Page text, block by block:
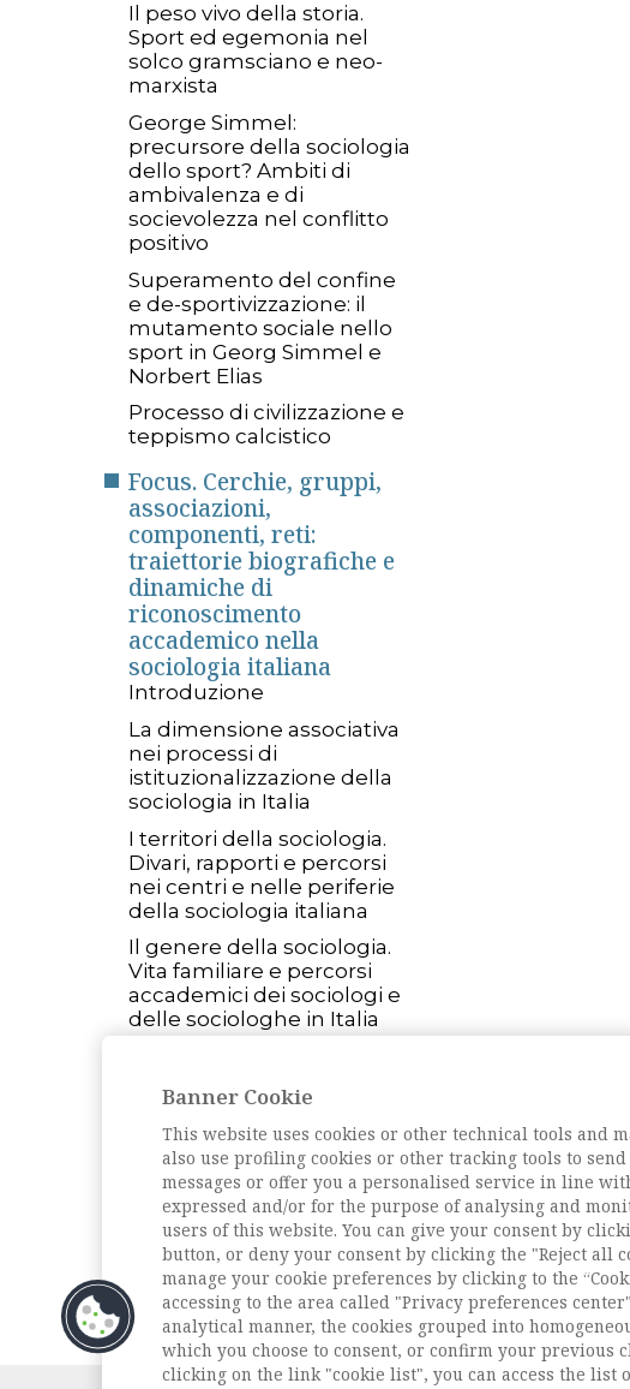
Il peso vivo della storia.
Sport ed egemonia nel
solco gramsciano e neo-
marxista
George Simmel:
precursore della sociologia
dello sport? Ambiti di
ambivalenza e di
socievolezza nel conflitto
positivo
Superamento del confine
e de-sportivizzazione: il
mutamento sociale nello
sport in Georg Simmel e
Norbert Elias
Processo di civilizzazione e
teppismo calcistico
Focus. Cerchie, gruppi,
associazioni,
componenti, reti:
traiettorie biografiche e
dinamiche di
riconoscimento
accademico nella
sociologia italiana
Introduzione
La dimensione associativa
nei processi di
istituzionalizzazione della
sociologia in Italia
I territori della sociologia.
Divari, rapporti e percorsi
nei centri e nelle periferie
della sociologia italiana
Il genere della sociologia.
Vita familiare e percorsi
accademici dei sociologi e
delle sociologhe in Italia
infrastrutture relazionali
nel campo sociologico
italiano
L'intervista
Intervista a Silvia Gherardi
Archivio della rivista
Banner Cookie
This website uses cookies or other technical tools and
also use profiling cookies or other tracking tools to
messages or offer you a personalised service in line
expressed and/or for the purpose of analysing and
users of this website. You can give your consent by
button, or deny your consent by clicking the "Reject all
manage your cookie preferences by clicking to the
accessing to the area called "Privacy preferences
analytical manner, the cookies grouped into
which you choose to consent, or confirm your previous
clicking on the link "cookie list", you can access the list